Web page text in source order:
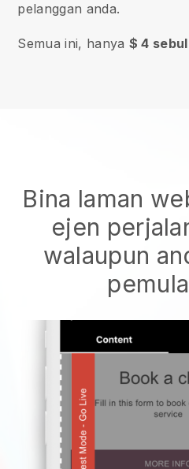
pelanggan anda.
Semua ini, hanya $ 4
Bina laman
ejen
walaupun